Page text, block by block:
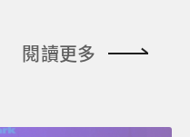
得到更完善的照顧及
端及就業端規劃相關
閱讀更多